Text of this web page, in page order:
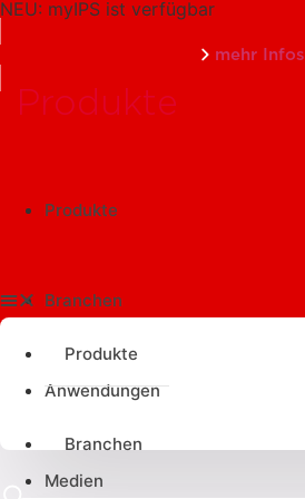
NEU: myIPS ist verfügbar
mehr Infos
Produkte
Branchen
Anwendungen
Medien
Produkte
Branchen
Produkte